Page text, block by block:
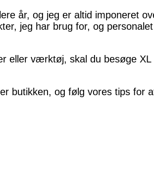
år, og jeg er altid imponeret
jeg har brug for, og
eller værktøj, skal du besøge XL
butikken, og følg vores tips for